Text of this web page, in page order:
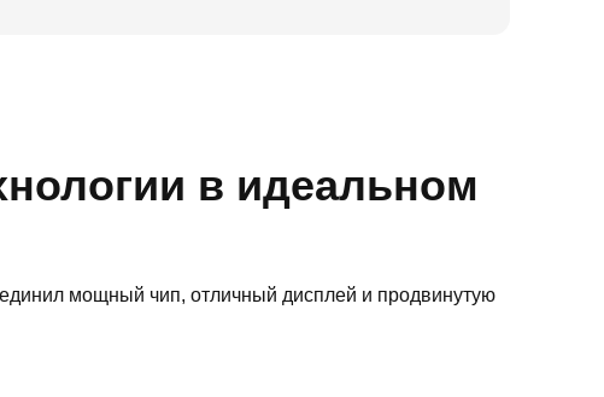
в идеальном
мощный чип, отличный дисплей и продвинутую